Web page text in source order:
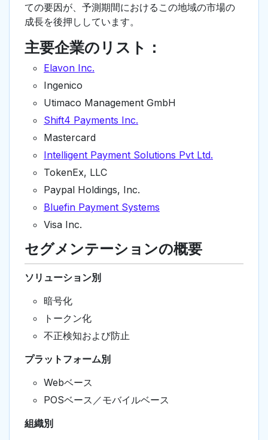
ての要因が、予測期間におけるこの地域の市場の
成長を後押ししています。
主要企業のリスト：
Elavon Inc.
Ingenico
Utimaco Management GmbH
Shift4 Payments Inc.
Mastercard
Intelligent Payment Solutions Pvt Ltd.
TokenEx, LLC
Paypal Holdings, Inc.
Bluefin Payment Systems
Visa Inc.
セグメンテーションの概要
ソリューション別
暗号化
トークン化
不正検知および防止
プラットフォーム別
Webベース
POSベース／モバイルベース
組織別